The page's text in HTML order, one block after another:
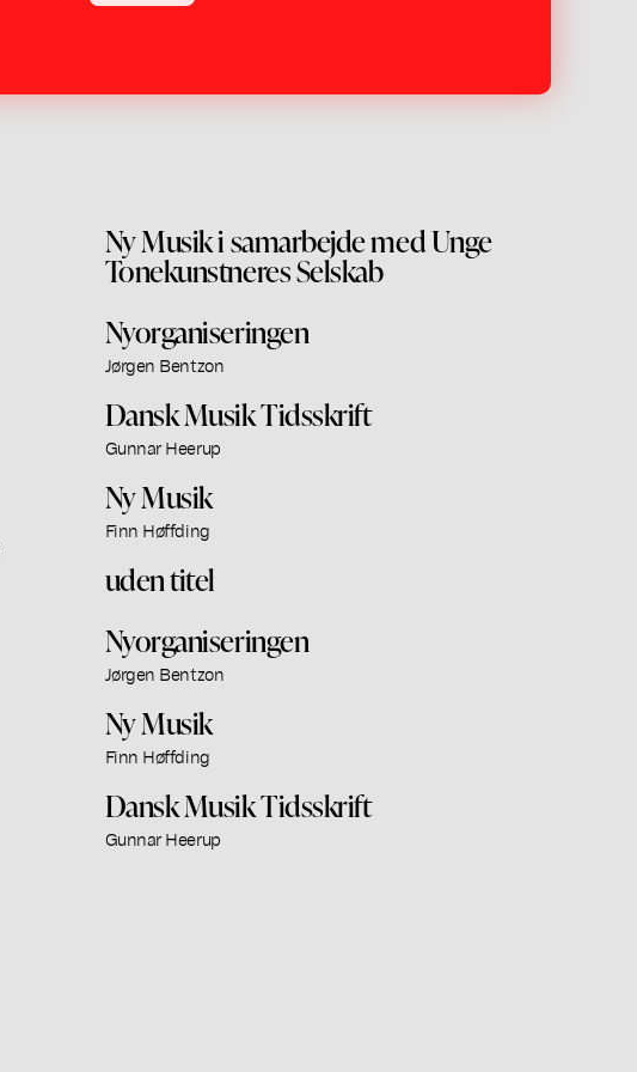
Ny Musik i samarbejde med Unge
Tonekunstneres Selskab
Nyorganiseringen
Jørgen Bentzon
Dansk Musik Tidsskrift
Gunnar Heerup
Ny Musik
Finn Høffding
uden titel
Nyorganiseringen
Jørgen Bentzon
Ny Musik
Finn Høffding
Dansk Musik Tidsskrift
Gunnar Heerup